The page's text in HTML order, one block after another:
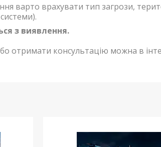
варто врахувати тип загрози,
з виявлення.
отримати консультацію можна в